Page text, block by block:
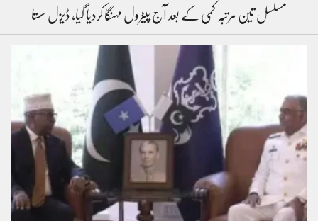
مسلسل تین مرتبہ کمی کے بعد آج پیٹرول مہنگا کردیا گیا، ڈیزل سستا